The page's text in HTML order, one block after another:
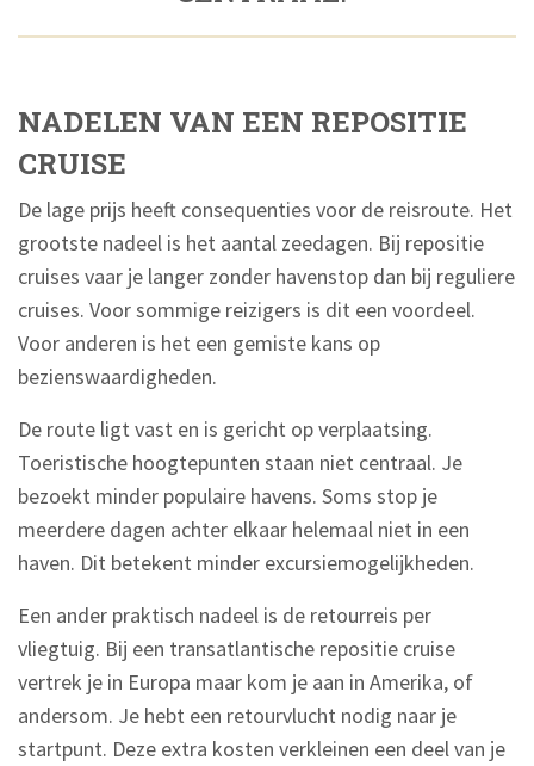
NADELEN VAN EEN REPOSITIE
CRUISE
De lage prijs heeft consequenties voor de reisroute. Het
grootste nadeel is het aantal zeedagen. Bij repositie
cruises vaar je langer zonder havenstop dan bij reguliere
cruises. Voor sommige reizigers is dit een voordeel.
Voor anderen is het een gemiste kans op
bezienswaardigheden.
De route ligt vast en is gericht op verplaatsing.
Toeristische hoogtepunten staan niet centraal. Je
bezoekt minder populaire havens. Soms stop je
meerdere dagen achter elkaar helemaal niet in een
haven. Dit betekent minder excursiemogelijkheden.
Een ander praktisch nadeel is de retourreis per
vliegtuig. Bij een transatlantische repositie cruise
vertrek je in Europa maar kom je aan in Amerika, of
andersom. Je hebt een retourvlucht nodig naar je
startpunt. Deze extra kosten verkleinen een deel van je